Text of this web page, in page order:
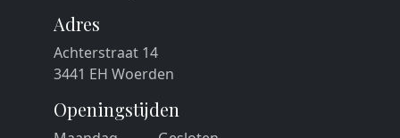
Adres
Achterstraat 14
3441 EH Woerden
Openingstijden